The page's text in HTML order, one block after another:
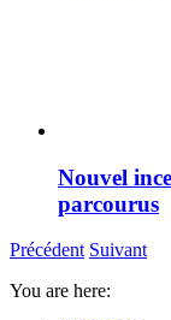
Nouvel
parcourus
Précédent Suivant
You are here: